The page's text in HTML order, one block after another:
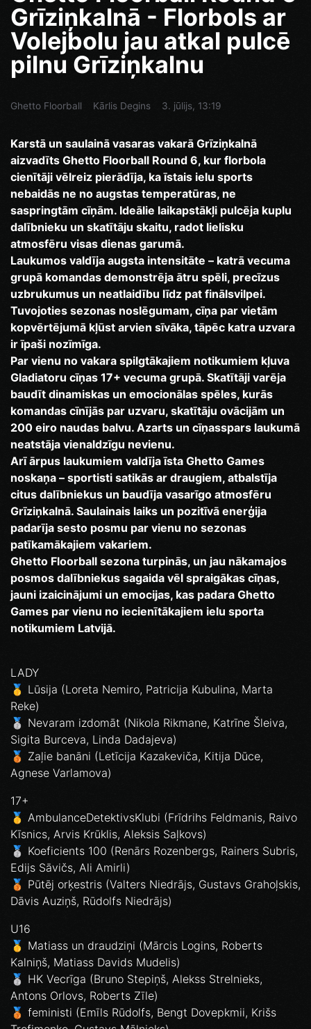
Grīziņkalnā - Florbols ar
Volejbolu jau atkal pulcē
pilnu Grīziņkalnu
Ghetto Floorball Kārlis Degins 3. jūlijs, 13:19
Karstā un saulainā vasaras vakarā Grīziņkalnā
aizvadīts Ghetto Floorball Round 6, kur florbola
cienītāji vēlreiz pierādīja, ka īstais ielu sports
nebaidās ne no augstas temperatūras, ne
saspringtām cīņām. Ideālie laikapstākļi pulcēja kuplu
dalībnieku un skatītāju skaitu, radot lielisku
atmosfēru visas dienas garumā.
Laukumos valdīja augsta intensitāte – katrā vecuma
grupā komandas demonstrēja ātru spēli, precīzus
uzbrukumus un neatlaidību līdz pat finālsvilpei.
Tuvojoties sezonas noslēgumam, cīņa par vietām
kopvērtējumā kļūst arvien sīvāka, tāpēc katra uzvara
ir īpaši nozīmīga.
Par vienu no vakara spilgtākajiem notikumiem kļuva
Gladiatoru cīņas 17+ vecuma grupā. Skatītāji varēja
baudīt dinamiskas un emocionālas spēles, kurās
komandas cīnījās par uzvaru, skatītāju ovācijām un
200 eiro naudas balvu. Azarts un cīņasspars laukumā
neatstāja vienaldzīgu nevienu.
Arī ārpus laukumiem valdīja īsta Ghetto Games
noskaņa – sportisti satikās ar draugiem, atbalstīja
citus dalībniekus un baudīja vasarīgo atmosfēru
Grīziņkalnā. Saulainais laiks un pozitīvā enerģija
padarīja sesto posmu par vienu no sezonas
patīkamākajiem vakariem.
Ghetto Floorball sezona turpinās, un jau nākamajos
posmos dalībniekus sagaida vēl spraigākas cīņas,
jauni izaicinājumi un emocijas, kas padara Ghetto
Games par vienu no iecienītākajiem ielu sporta
notikumiem Latvijā.
LADY
🥇 Lūsija (Loreta Nemiro, Patricija Kubulina, Marta
Reke)
🥈 Nevaram izdomāt (Nikola Rikmane, Katrīne Šleiva,
Sigita Burceva, Linda Dadajeva)
🥉 Zaļie banāni (Letīcija Kazakeviča, Kitija Dūce,
Agnese Varlamova)
17+
🥇 AmbulanceDetektivsKlubi (Frīdrihs Feldmanis, Raivo
Kīsnics, Arvis Krūklis, Aleksis Saļkovs)
🥈 Koeficients 100 (Renārs Rozenbergs, Rainers Subris,
Edijs Sāvičs, Ali Amirli)
🥉 Pūtēj orķestris (Valters Niedrājs, Gustavs Grahoļskis,
Dāvis Auziņš, Rūdolfs Niedrājs)
U16
🥇 Matiass un draudziņi (Mārcis Logins, Roberts
Kalniņš, Matiass Davids Mudelis)
🥈 HK Vecrīga (Bruno Stepiņš, Alekss Strelnieks,
Antons Orlovs, Roberts Zīle)
🥉 feministi (Emīls Rūdolfs, Bengt Dovepkmii, Krišs